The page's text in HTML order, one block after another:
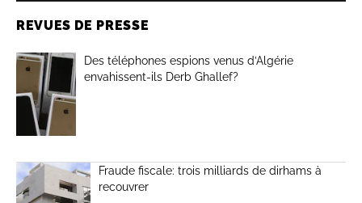
REVUES DE PRESSE
Des téléphones espions venus d’Algérie
envahissent-ils Derb Ghallef?
Fraude fiscale: trois milliards de dirhams à
recouvrer